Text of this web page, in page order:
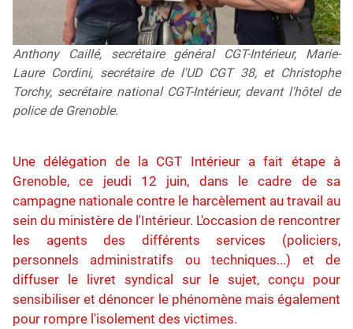
Anthony Caillé, secrétaire général CGT-Intérieur, Marie-
Laure Cordini, secrétaire de l'UD CGT 38, et Christophe
Torchy, secrétaire national CGT-Intérieur, devant l'hôtel de
police de Grenoble.
Une délégation de la CGT Intérieur a fait étape à
Grenoble, ce jeudi 12 juin, dans le cadre de sa
campagne nationale contre le harcèlement au travail au
sein du ministère de l'Intérieur. L'occasion de rencontrer
les agents des différents services (policiers,
personnels administratifs ou techniques...) et de
diffuser le livret syndical sur le sujet, conçu pour
sensibiliser et dénoncer le phénomène mais également
pour rompre l'isolement des victimes.